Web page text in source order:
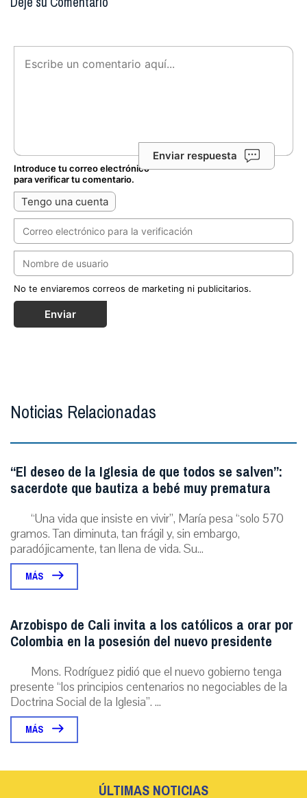
Enviar respuesta
Introduce tu correo electrónico
para verificar tu comentario.
Tengo una cuenta
No te enviaremos correos de marketing ni publicitarios.
Enviar
Noticias Relacionadas
“El deseo de la Iglesia de que todos se salven”:
sacerdote que bautiza a bebé muy prematura
“Una vida que insiste en vivir”, María pesa “solo 570
gramos. Tan diminuta, tan frágil y, sin embargo,
paradójicamente, tan llena de vida. Su...
MÁS
Arzobispo de Cali invita a los católicos a orar por
Colombia en la posesión del nuevo presidente
Mons. Rodríguez pidió que el nuevo gobierno tenga
presente “los principios centenarios no negociables de la
Doctrina Social de la Iglesia”. ...
MÁS
ÚLTIMAS NOTICIAS